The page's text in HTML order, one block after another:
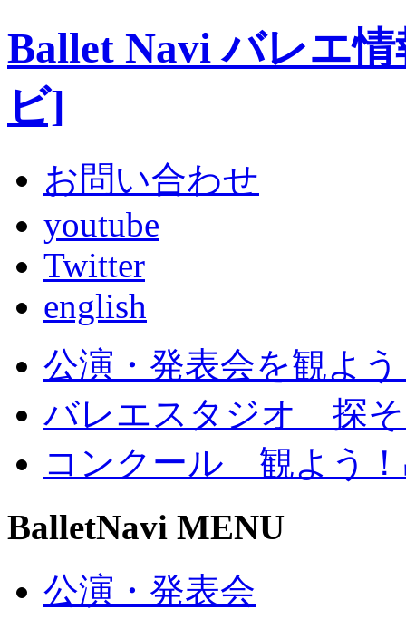
Ballet Navi バレエ
ビ]
お問い合わせ
youtube
Twitter
english
公演・発表会を観よ
バレエスタジオ 探
コンクール 観よう
BalletNavi MENU
公演・発表会